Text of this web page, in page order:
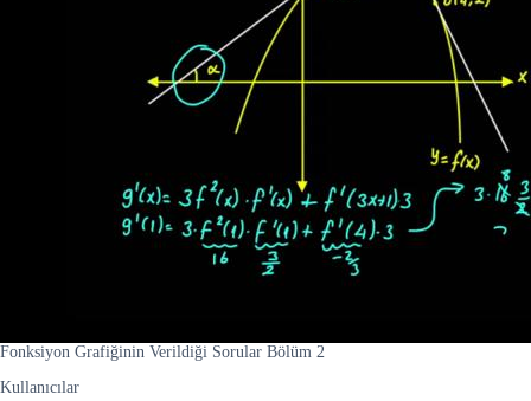
Fonksiyon Grafiğinin Verildiği Sorular Bölüm 2
Kullanıcılar